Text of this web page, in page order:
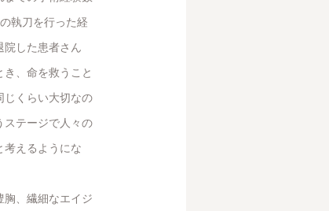
執刀を行った経
院した患者さん
、命を救うこと
じくらい大切なの
ステージで人々の
考えるようにな
胸、繊細なエイジ